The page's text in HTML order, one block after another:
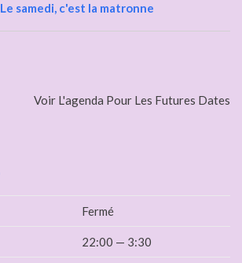
Le samedi, c'est la matronne
Voir L'agenda Pour Les Futures Dates
Fermé
22:00 — 3:30